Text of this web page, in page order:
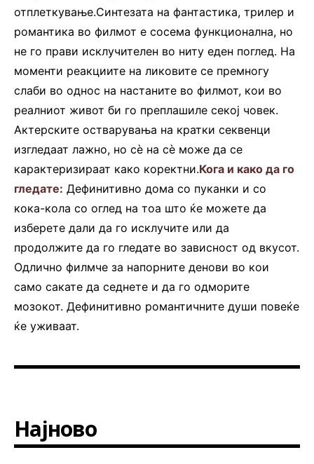
отплеткување.Синтезата на фантастика, трилер и
романтика во филмот е сосема функционална, но
не го прави исклучителен во ниту еден поглед. На
моменти реакциите на ликовите се премногу
слаби во однос на настаните во филмот, кои во
реалниот живот би го преплашиле секој човек.
Актерските остварувања на кратки секвенци
изгледаат лажно, но сè на сè може да се
карактеризираат како коректни.Кога и како да го
гледате: Дефинитивно дома со пуканки и со
кока-кола со оглед на тоа што ќе можете да
изберете дали да го исклучите или да
продолжите да го гледате во зависност од вкусот.
Одлично филмче за напорните денови во кои
само сакате да седнете и да го одморите
мозокот. Дефинитивно романтичните души повеќе
ќе уживаат.
Најново